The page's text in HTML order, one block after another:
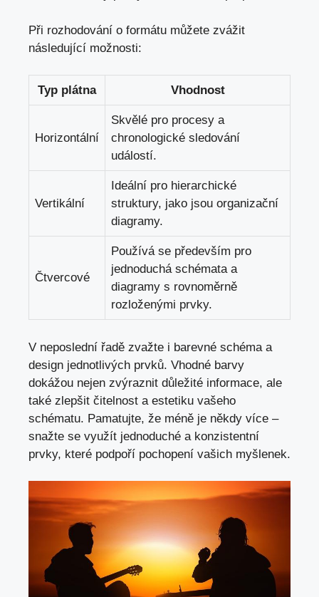
Při rozhodování ⁣o formátu můžete zvážit
následující možnosti:
Typ plátna Vhodnost
Horizontální
Skvělé pro procesy a​
chronologické sledování‌
událostí.
Vertikální
Ideální pro hierarchické
struktury, jako jsou ⁢organizační⁢
diagramy.
Čtvercové
Používá se především pro‌
jednoduchá schémata ⁤a⁤
diagramy s rovnoměrně
rozloženými prvky.
V neposlední řadě zvažte i barevné schéma‍ a
design jednotlivých‍ prvků. Vhodné barvy
dokážou nejen‍ zvýraznit důležité informace, ale
také zlepšit čitelnost a estetiku vašeho
schématu. Pamatujte, že méně⁤ je někdy více –
snažte se využít jednoduché a konzistentní
prvky, které podpoří pochopení vašich myšlenek.